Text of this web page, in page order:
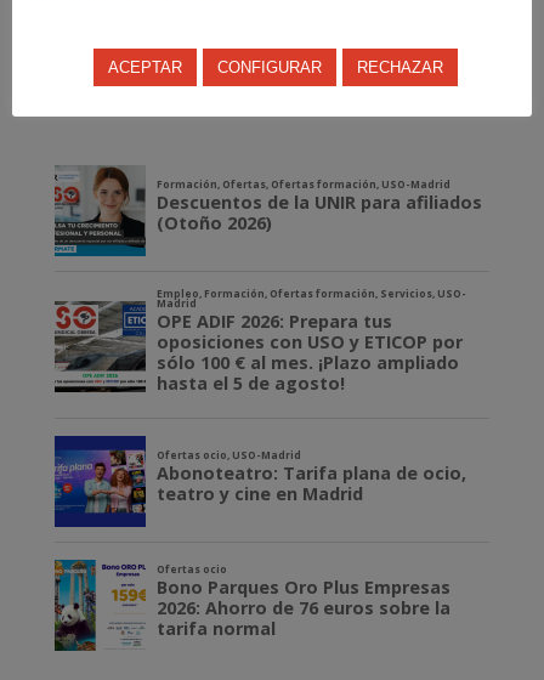
ACEPTAR CONFIGURAR RECHAZAR